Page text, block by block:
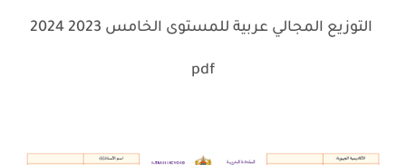
التوزيع المجالي عربية للمستوى الخامس 2023 2024
pdf